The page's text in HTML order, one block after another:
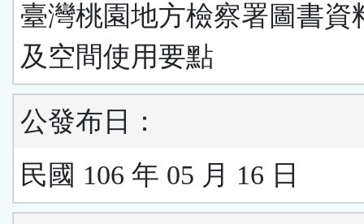
臺灣桃園地方檢察署圖書資
及空間使用要點
公發布日：
民國 106 年 05 月 16 日